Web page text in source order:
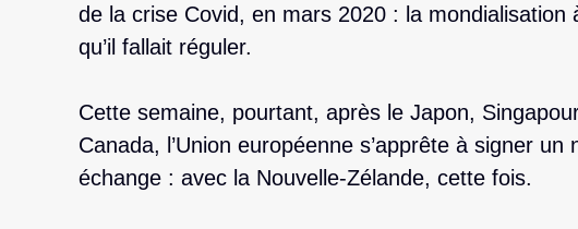
de la crise Covid, en mars 2020 : la mondialisation
qu’il fallait réguler.
Cette semaine, pourtant, après le Japon,
Canada, l’Union européenne s’apprête à signer un
échange : avec la Nouvelle-Zélande, cette fois.